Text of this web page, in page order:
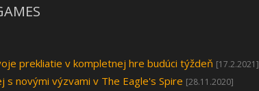
prekliatie v kompletnej hre budúci týždeň [17.2.2021]
novými výzvami v The Eagle's Spire [28.11.2020]